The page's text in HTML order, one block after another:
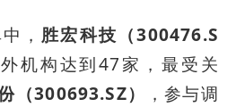
， 胜宏科技（300476.S
机构达到47家，最受关
（300693.SZ）
，参与调